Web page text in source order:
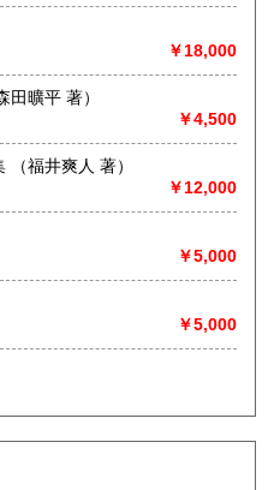
￥18,000
: 森田曠平素描集 （森田曠平 著）
￥4,500
行日の韻 : 福井爽人自選素描集 （福井爽人 著）
￥12,000
￥5,000
￥5,000